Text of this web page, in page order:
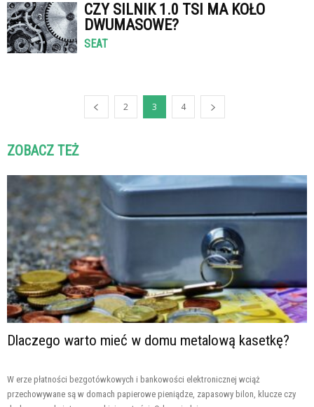
CZY SILNIK 1.0 TSI MA KOŁO
DWUMASOWE?
SEAT
2 3 4
ZOBACZ TEŻ
Dlaczego warto mieć w domu metalową kasetkę?
W erze płatności bezgotówkowych i bankowości elektronicznej wciąż
przechowywane są w domach papierowe pieniądze, zapasowy bilon, klucze czy